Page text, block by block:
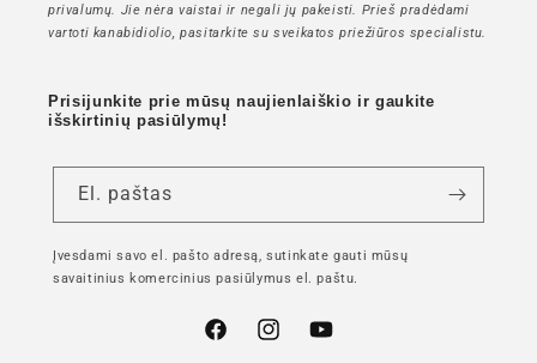
privalumų. Jie nėra vaistai ir negali jų pakeisti. Prieš pradėdami
vartoti kanabidiolio, pasitarkite su sveikatos priežiūros specialistu.
Prisijunkite prie mūsų naujienlaiškio ir gaukite
išskirtinių pasiūlymų!
El. paštas
Įvesdami savo el. pašto adresą, sutinkate gauti mūsų
savaitinius komercinius pasiūlymus el. paštu.
"Facebook""Instagram""YouTube"